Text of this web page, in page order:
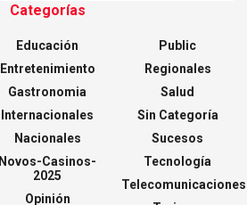
Categorías
Educación
Entretenimiento
Gastronomia
Internacionales
Nacionales
Novos-Casinos-
2025
Opinión
Public
Regionales
Salud
Sin Categoría
Sucesos
Tecnología
Telecomunicaciones